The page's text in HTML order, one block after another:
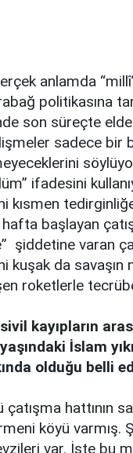
anlamda
politikasına
son süreçte
sadece bir
ifadesini
başlayan
şiddetine varan
kuşak da
roketlerle
kayıpların
İslam
olduğu belli
çatışma
köyü varmış.
var. İşte bu